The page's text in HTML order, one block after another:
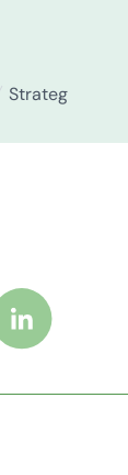
Strateg